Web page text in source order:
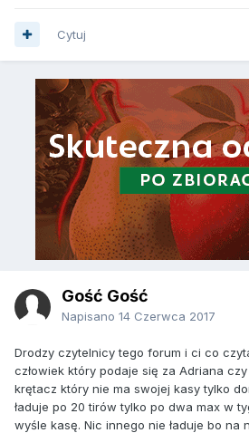
Cytuj
Gość Gość
Napisano 14 Czerwca 2017
Drodzy czytelnicy tego forum i ci co
człowiek który podaje się za Adriana
krętacz który nie ma swojej kasy tylko
ładuje po 20 tirów tylko po dwa max w
wyśle kasę. Nic innego nie ładuje bo na